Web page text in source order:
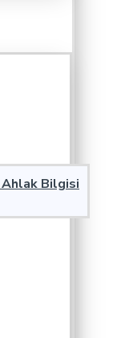
Bilgisi